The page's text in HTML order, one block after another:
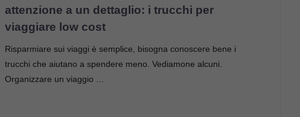
attenzione a un dettaglio: i trucchi per
viaggiare low cost
Risparmiare sui viaggi è semplice, bisogna conoscere bene i
trucchi che aiutano a spendere meno. Vediamone alcuni.
Organizzare un viaggio …